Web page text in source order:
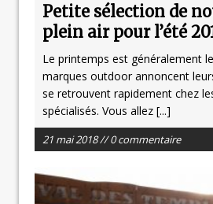
Petite sélection de
plein air pour l’été
Le printemps est généralement
marques outdoor annoncent
se retrouvent rapidement chez
spécialisés. Vous allez [...]
21 mai 2018 // 0 commentaire